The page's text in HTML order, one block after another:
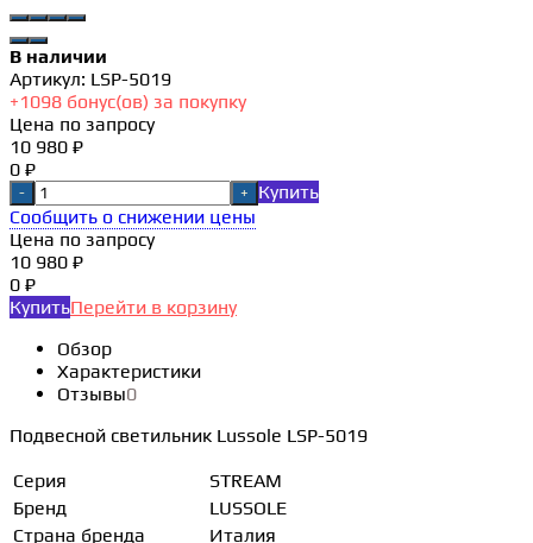
В наличии
Артикул: LSP-5019
+1098 бонус(ов) за покупку
Цена по запросу
10 980 ₽
0 ₽
- +
Купить
Сообщить о снижении цены
Цена по запросу
10 980 ₽
0 ₽
КупитьПерейти в корзину
Обзор
Характеристики
Отзывы0
Подвесной светильник Lussole LSP-5019
Серия
STREAM
Бренд
LUSSOLE
Страна бренда
Италия